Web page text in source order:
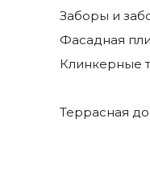
Заборы и
Фасадная
Клинкерные
Террасная